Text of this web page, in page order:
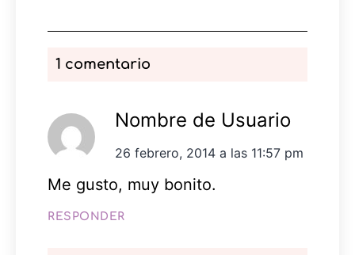
1 comentario
Nombre de Usuario
26 febrero, 2014 a las 11:57 pm
Me gusto, muy bonito.
RESPONDER